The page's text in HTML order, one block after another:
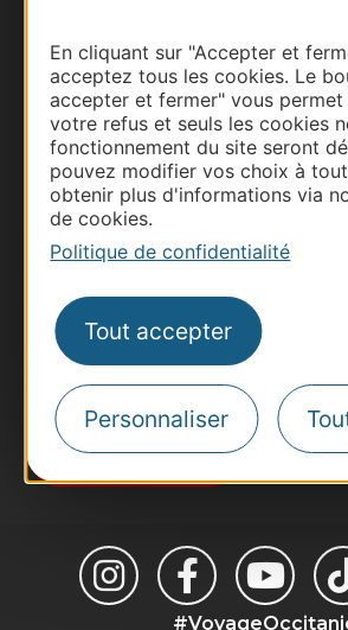
En cliquant sur "Accepter et
acceptez tous les cookies. Le
accepter et fermer" vous
votre refus et seuls les cookies
fonctionnement du site seront
pouvez modifier vos choix à
obtenir plus d'informations via
de cookies.
Politique de confidentialité
Tout accepter
Personnaliser
Thermalisme
Business/Mice
Pros d'Occitanie
Site presse et d'influence
Voyagistes
Destination Sport
Inscrivez-vous à la lettre
Destination Occitanie pour
suggestions de séjours, de visites
Je m'abonne